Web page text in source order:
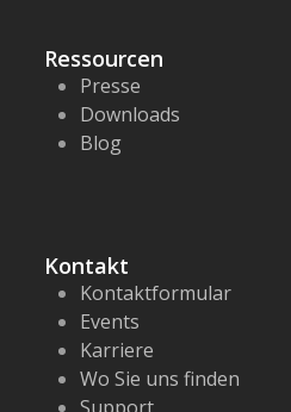
Ressourcen
Presse
Downloads
Blog
Kontakt
Kontaktformular
Events
Karriere
Wo Sie uns finden